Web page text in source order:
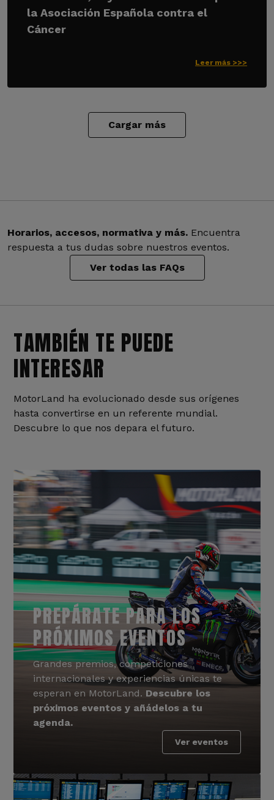
la Asociación Española contra el
Cáncer
Leer más >>>
Cargar más
Horarios, accesos, normativa y más. Encuentra
respuesta a tus dudas sobre nuestros eventos.
Ver todas las FAQs
TAMBIÉN TE PUEDE
INTERESAR
MotorLand ha evolucionado desde sus orígenes
hasta convertirse en un referente mundial.
Descubre lo que nos depara el futuro.
PREPÁRATE PARA LOS
PRÓXIMOS EVENTOS
Grandes premios, competiciones
internacionales y experiencias únicas te
esperan en MotorLand. Descubre los
próximos eventos y añádelos a tu
agenda.
Ver eventos